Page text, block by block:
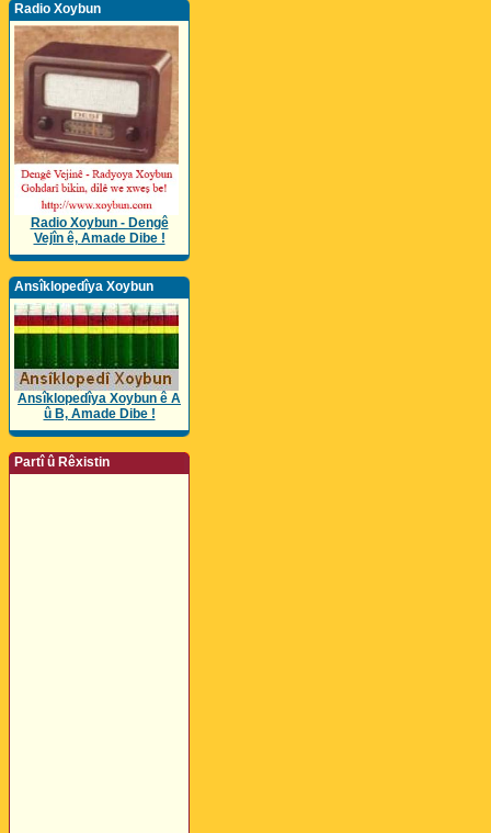
Radio Xoybun
Radio Xoybun - Dengê
Vejîn ê, Amade Dibe !
Ansîklopedîya Xoybun
Ansîklopedîya Xoybun ê A
û B, Amade Dibe !
Partî û Rêxistin